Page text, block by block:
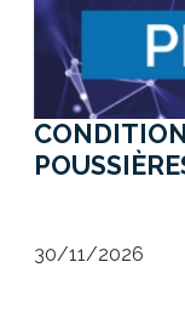
30/11/2026